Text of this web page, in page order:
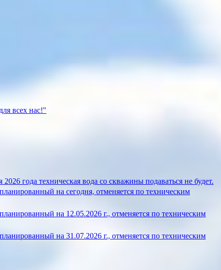
всех нас!"
года техническая вода со скважины подаваться не будет.
на сегодня, отменяется по техническим
на 12.05.2026 г., отменяется по техническим
на 31.07.2026 г., отменяется по техническим